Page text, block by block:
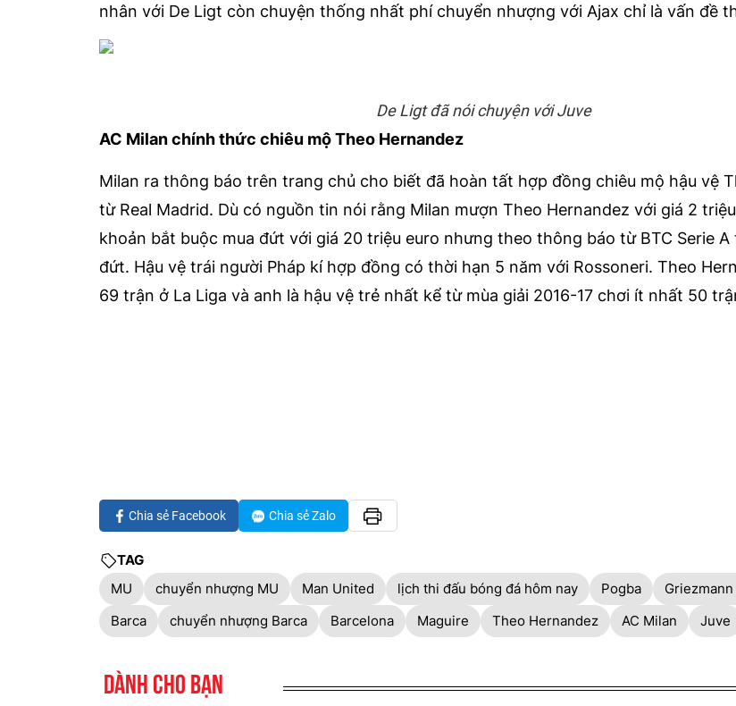
nhân với De Ligt còn chuyện thống nhất phí chuyển nhượng với Ajax chỉ là vấn đề
De Ligt đã nói chuyện với Juve
AC Milan chính thức chiêu mộ Theo Hernandez
Milan ra thông báo trên trang chủ cho biết đã hoàn tất hợp đồng chiêu mộ hậu vệ
từ Real Madrid. Dù có nguồn tin nói rằng Milan mượn Theo Hernandez với giá 2
khoản bắt buộc mua đứt với giá 20 triệu euro nhưng theo thông báo từ BTC Serie A
đứt. Hậu vệ trái người Pháp kí hợp đồng có thời hạn 5 năm với Rossoneri. Theo
69 trận ở La Liga và anh là hậu vệ trẻ nhất kể từ mùa giải 2016-17 chơi ít nhất 50
Chia sẻ Facebook Chia sẻ Zalo
TAG
MU
chuyển nhượng MU Man United lịch thi đấu bóng đá hôm nay Pogba
Barca
chuyển nhượng Barca Barcelona Maguire Theo Hernandez AC Milan Juve